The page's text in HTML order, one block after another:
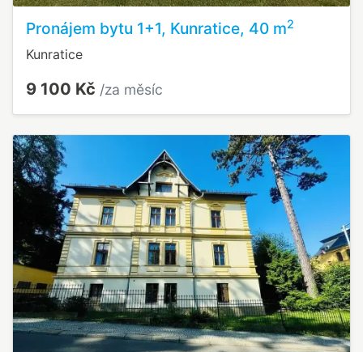
Pronájem bytu 1+1, Kunratice, 40 m2
Kunratice
9 100 Kč /za měsíc